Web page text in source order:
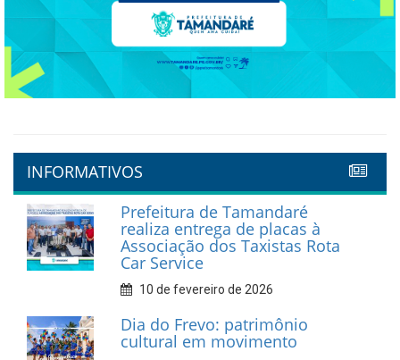
INFORMATIVOS
Prefeitura de Tamandaré
realiza entrega de placas à
Associação dos Taxistas Rota
Car Service
10 de fevereiro de 2026
Dia do Frevo: patrimônio
cultural em movimento